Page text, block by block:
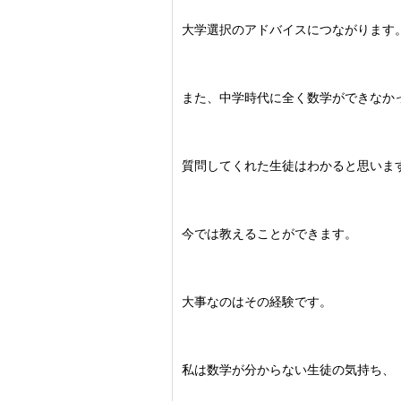
大学選択のアドバイスにつながります。
また、中学時代に全く数学ができなか
質問してくれた生徒はわかると思いま
今では教えることができます。
大事なのはその経験です。
私は数学が分からない生徒の気持ち、